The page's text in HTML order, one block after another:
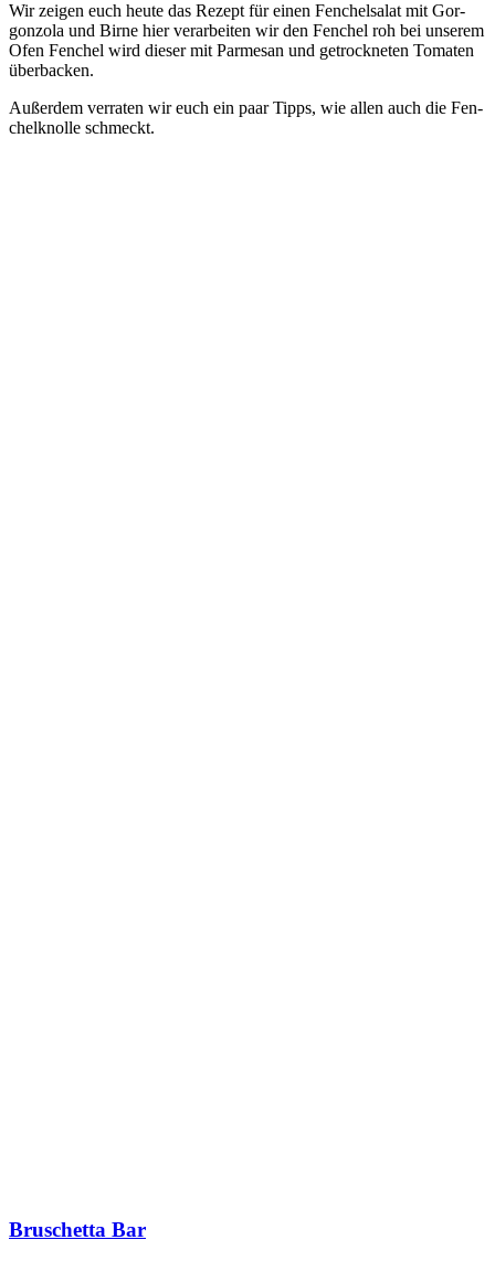
Wir zei­gen euch heu­te das Rezept für einen Fen­chel­sa­lat mit Gor­
gon­zo­la und Bir­ne hier ver­ar­bei­ten wir den Fen­chel roh bei unse­rem
Ofen Fen­chel wird die­ser mit Par­me­san und getrock­ne­ten Toma­ten
überbacken.
Außer­dem ver­ra­ten wir euch ein paar Tipps, wie allen auch die Fen­
chel­knol­le schmeckt.
Bruschetta Bar